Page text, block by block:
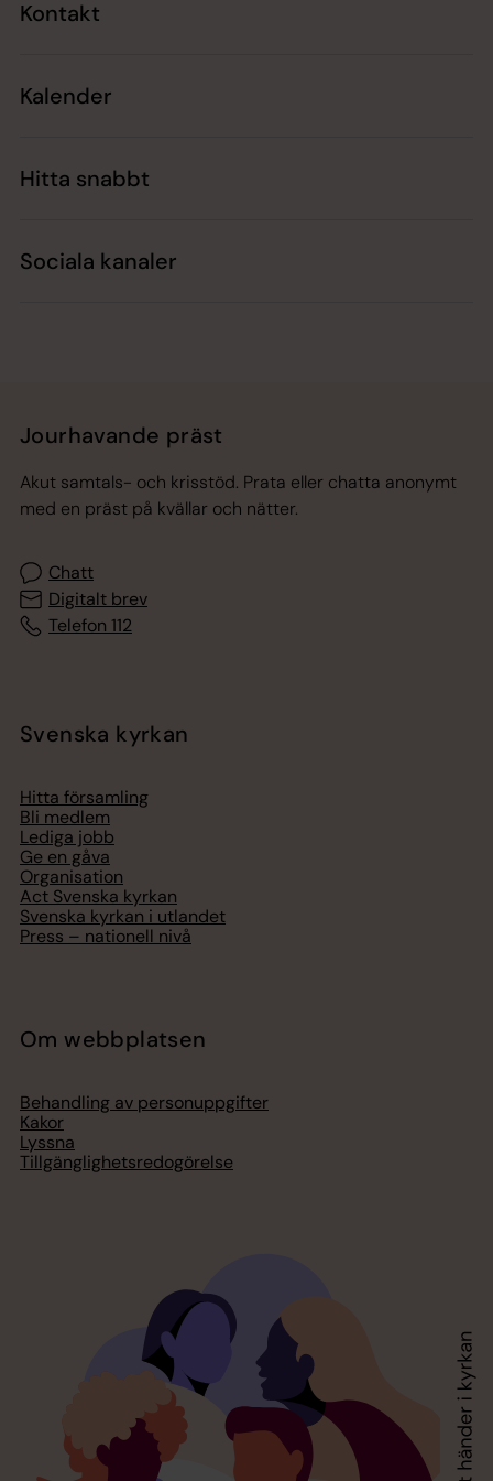
Kontakt
Kalender
Hitta snabbt
Sociala kanaler
Jourhavande präst
Akut samtals- och krisstöd. Prata eller chatta anonymt
med en präst på kvällar och nätter.
Chatt
Digitalt brev
Telefon 112
Svenska kyrkan
Hitta församling
Bli medlem
Lediga jobb
Ge en gåva
Organisation
Act Svenska kyrkan
Svenska kyrkan i utlandet
Press – nationell nivå
Om webbplatsen
Behandling av personuppgifter
Kakor
Lyssna
Tillgänglighetsredogörelse